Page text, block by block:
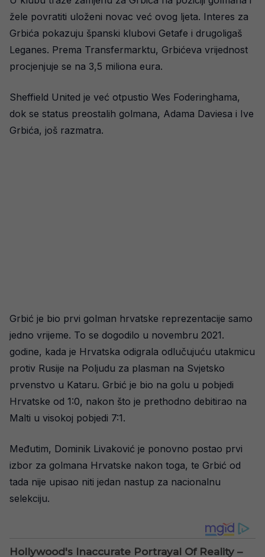
žele povratiti uloženi novac već ovog ljeta. Interes za
Grbića pokazuju španski klubovi Getafe i drugoligaš
Leganes. Prema Transfermarktu, Grbićeva vrijednost
procjenjuje se na 3,5 miliona eura.
Sheffield United je već otpustio Wes Foderinghama,
dok se status preostalih golmana, Adama Daviesa i Ive
Grbića, još razmatra.
Grbić je bio prvi golman hrvatske reprezentacije samo
jedno vrijeme. To se dogodilo u novembru 2021.
godine, kada je Hrvatska odigrala odlučujuću utakmicu
protiv Rusije na Poljudu za plasman na Svjetsko
prvenstvo u Kataru. Grbić je bio na golu u pobjedi
Hrvatske od 1:0, nakon što je prethodno debitirao na
Malti u visokoj pobjedi 7:1.
Međutim, Dominik Livaković je ponovno postao prvi
izbor za golmana Hrvatske nakon toga, te Grbić od
tada nije upisao niti jedan nastup za nacionalnu
selekciju.